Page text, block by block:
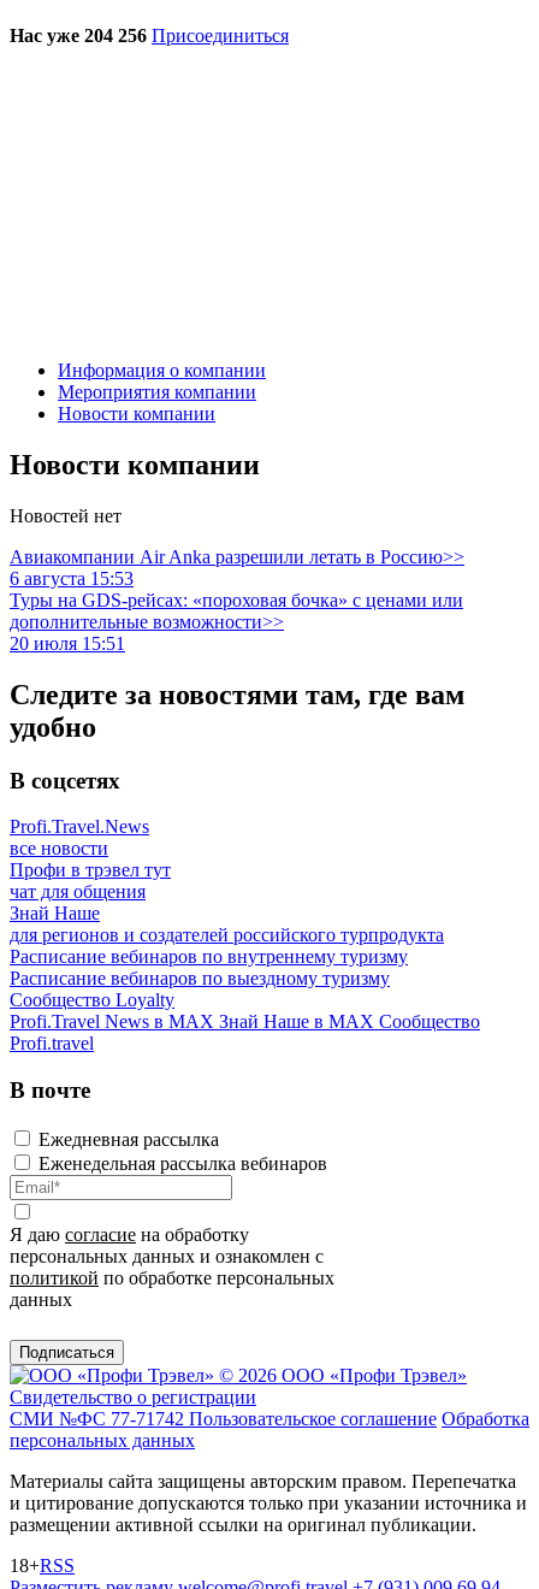
Нас уже 204 256 Присоединиться
Информация о компании
Мероприятия компании
Новости компании
Новости компании
Новостей нет
Авиакомпании Air Anka разрешили летать в Россию>>
6 августа 15:53
Туры на GDS-рейсах: «пороховая бочка» с ценами или
дополнительные возможности>>
20 июля 15:51
Следите за новостями там, где вам
удобно
В соцсетях
Profi.Travel.News
все новости
Профи в трэвел тут
чат для общения
Знай Наше
для регионов и создателей российского турпродукта
Расписание вебинаров по внутреннему туризму
Расписание вебинаров по выездному туризму
Сообщество Loyalty
Profi.Travel News в MAX Знай Наше в MAX Сообщество
Profi.travel
В почте
Ежедневная рассылка
Еженедельная рассылка вебинаров
Я даю согласие на обработку
персональных данных и ознакомлен с
политикой по обработке персональных
данных
Подписаться
© 2026 ООО «Профи Трэвeл»
Свидетельство о регистрации
СМИ №ФС 77-71742 Пользовательское соглашение Обработка
персональных данных
Материалы сайта защищены авторским правом. Перепечатка
и цитирование допускаются только при указании источника и
размещении активной ссылки на оригинал публикации.
18+RSS